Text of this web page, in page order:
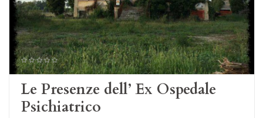
Le Presenze dell’ Ex Ospedale
Psichiatrico